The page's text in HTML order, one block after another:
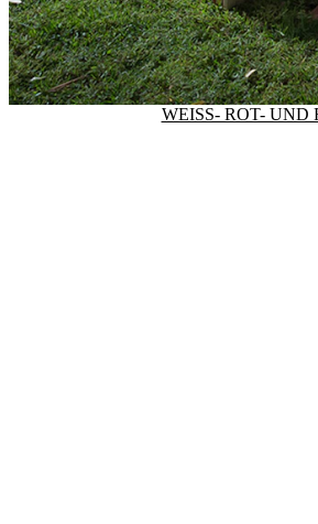
WEISS- ROT- UND